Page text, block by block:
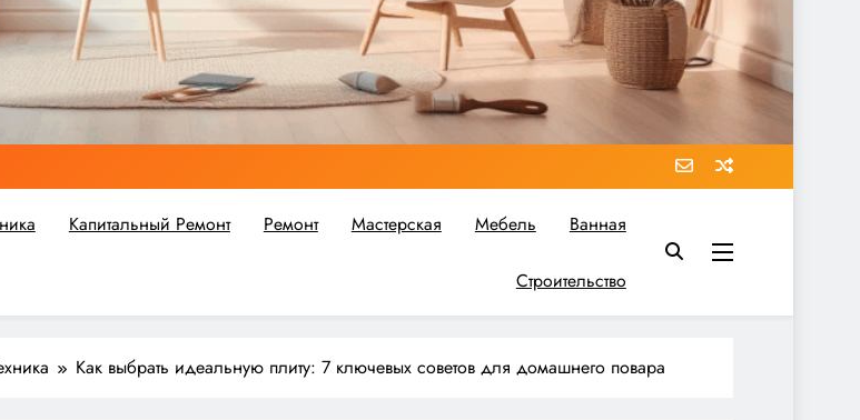
строительство, в Мастерской Советов вы найдете все необходимое для реализации своих идей!
Капитальный Ремонт Ремонт Мастерская Мебель Ванная
Строительство
Как выбрать идеальную плиту: 7 ключевых советов для домашнего повара